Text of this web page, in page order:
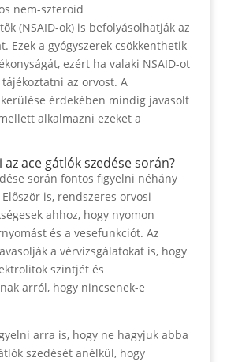
nem-szteroid
(NSAID-ok) is befolyásolhatják az
Ezek a gyógyszerek csökkenthetik
ezért ha valaki NSAID-ot
az orvost. A
érdekében mindig javasolt
alkalmazni ezeket a
ace gátlók szedése során?
során fontos figyelni néhány
is, rendszeres orvosi
ahhoz, hogy nyomon
és a vesefunkciót. Az
a vérvizsgálatokat is, hogy
szintjét és
arról, hogy nincsenek-e
arra is, hogy ne hagyjuk abba
szedését anélkül, hogy